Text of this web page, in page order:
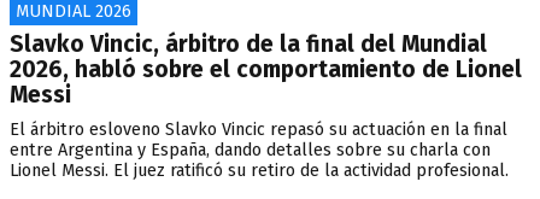
MUNDIAL 2026
Slavko Vincic, árbitro de la final del Mundial
2026, habló sobre el comportamiento de Lionel
Messi
El árbitro esloveno Slavko Vincic repasó su actuación en la final
entre Argentina y España, dando detalles sobre su charla con
Lionel Messi. El juez ratificó su retiro de la actividad profesional.